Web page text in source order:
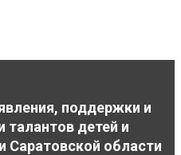
поддержки и
талантов детей и
Саратовской области